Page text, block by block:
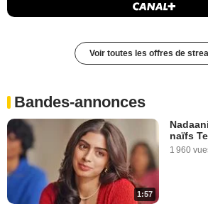
Voir toutes les offres de
Bandes-annonces
1:57
naïfs
1 960